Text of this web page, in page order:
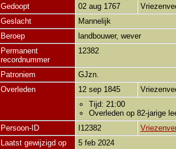
Gedoopt
02 aug 1767
Geslacht
Mannelijk
Beroep
landbouwer, wever
Permanent
recordnummer
12382
Patroniem
GJzn.
Overleden
12 sep 1845
Tijd: 21:00
Overleden op 82-jarige
Persoon-ID
I12382
Laatst gewijzigd op
5 feb 2024